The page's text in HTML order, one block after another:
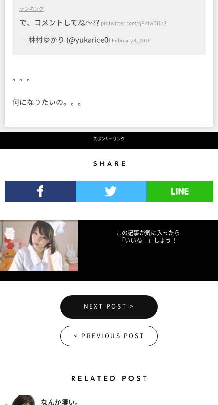
ランキング
で、コメントしてね〜?? pic.twitter.com/qPMiwDi1a3
— 林村ゆかり (@yukarice0) February 4, 2016
。。。
何になりたいの。。。
スポンサーリンク
この記事が気に入ったら
「いいね！」しよう！
NEXT POST >
< PREVIOUS POST
なんか凄い。